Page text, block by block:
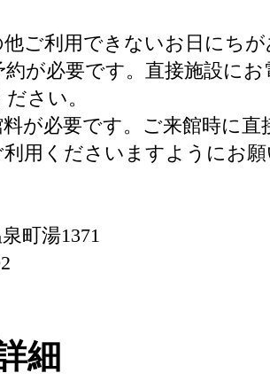
他ご利用できないお日にち
約が必要です。直接施設に
さい。
料が必要です。ご来館時に直
利用くださいますようにお願
町湯1371
細